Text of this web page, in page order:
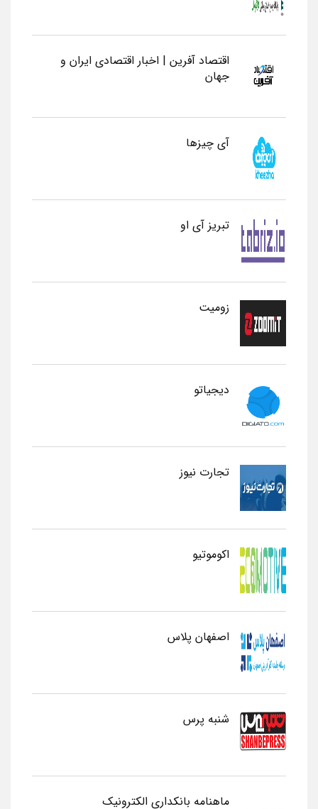
اقتصاد آفرین | اخبار اقتصادی ایران و
جهان
آی چیزها
تبریز آی او
زومیت
دیجیاتو
تجارت نیوز
اکوموتیو
اصفهان پلاس
شنبه پرس
ماهنامه بانکداری الکترونیک